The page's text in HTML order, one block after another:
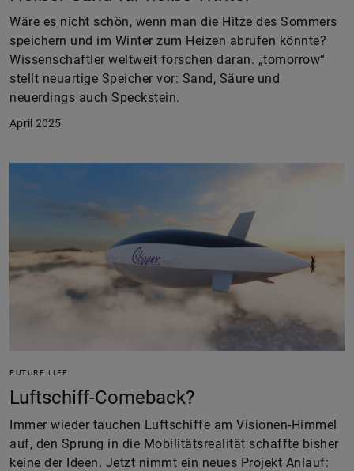
Wäre es nicht schön, wenn man die Hitze des Sommers
speichern und im Winter zum Heizen abrufen könnte?
Wissenschaftler weltweit forschen daran. „tomorrow“
stellt neuartige Speicher vor: Sand, Säure und
neuerdings auch Speckstein.
April 2025
FUTURE LIFE
Luftschiff-Comeback?
Immer wieder tauchen Luftschiffe am Visionen-Himmel
auf, den Sprung in die Mobilitätsrealität schaffte bisher
keine der Ideen. Jetzt nimmt ein neues Projekt Anlauf: